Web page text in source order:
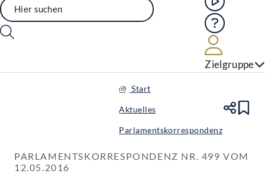
Hilfe
Zielgruppe
Start
Aktuelles
Parlamentskorrespondenz
PARLAMENTSKORRESPONDENZ NR. 499 VOM
12.05.2016